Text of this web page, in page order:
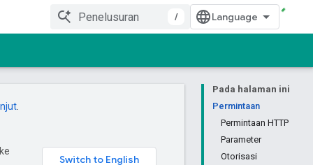
/
Pada halaman ini
Permintaan
Permintaan HTTP
Parameter
Otorisasi